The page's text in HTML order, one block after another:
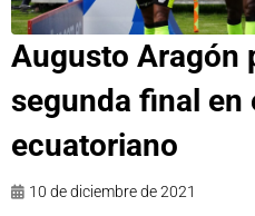
Augusto Aragón
segunda final en
ecuatoriano
10 de diciembre de 2021